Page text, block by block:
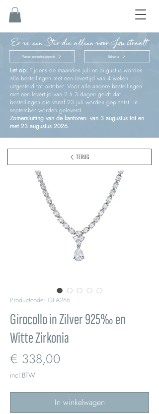
Er is een Ster die alleen voor Jou straalt
Vormsel en eerste communie Geboorte
Let op: Tijdens de maanden juli en augustus worden
alle bestellingen met een levertijd van 4 weken
uitgesteld tot oktober. Voor alle andere bestellingen
met een levertijd van 2 à 3 dagen geldt dat
bestellingen die vanaf 23 juli worden geplaatst, in
september worden geleverd.
Zomersluiting van de kantoren: van 3 augustus tot en
met 23 augustus 2026.
Productcode: GLA265
Girocollo in Zilver 925‰ en
Witte Zirkonia
€ 338,00
incl.BTW
In winkelwagen
TERUG